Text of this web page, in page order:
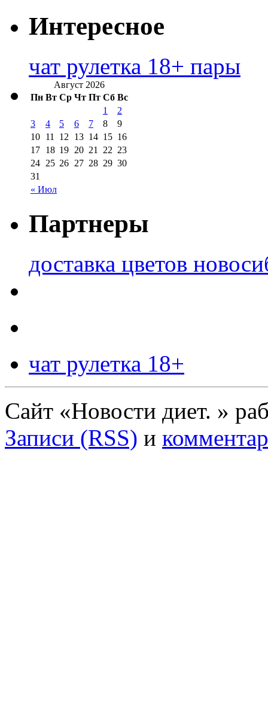
Интересное
чат рулетка 18+ пары
Август 2026
Пн Вт Ср Чт Пт Сб Вс
« Июл
1
2
3
4 5 6 7 8
9
10 11 12 13 14 15 16
17 18 19 20 21 22 23
24 25 26 27 28 29 30
31
Партнеры
доставка цветов
чат рулетка 18+
Сайт «Новости диет. »
Записи (RSS) и